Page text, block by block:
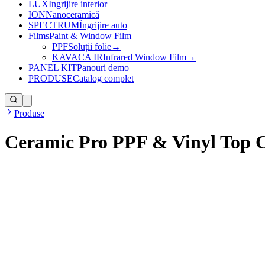
LUXÎngrijire interior
IONNanoceramică
SPECTRUMÎngrijire auto
FilmsPaint & Window Film
PPFSoluții folie→
KAVACA IRInfrared Window Film→
PANEL KITPanouri demo
PRODUSECatalog complet
Produse
Ceramic Pro PPF & Vinyl Top